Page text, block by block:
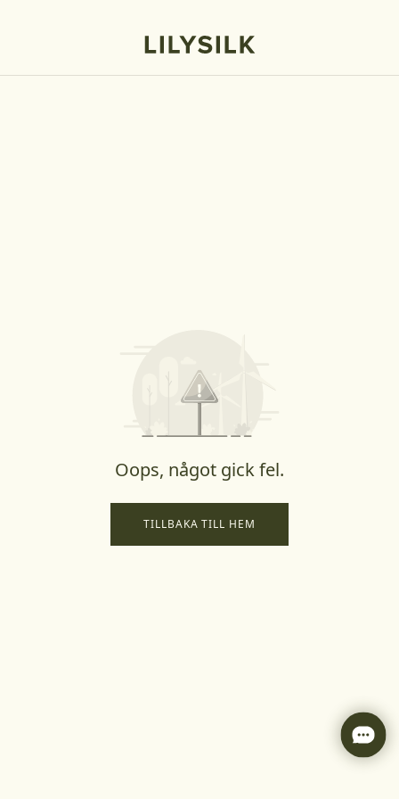
Oops, något gick fel.
TILLBAKA TILL HEM